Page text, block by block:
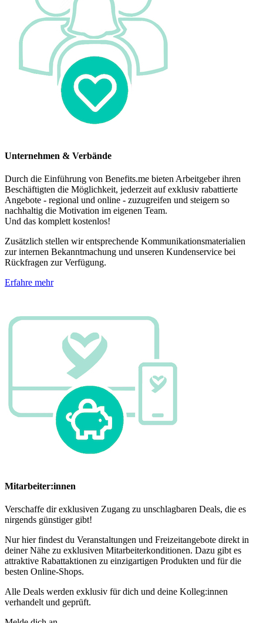
Unternehmen & Verbände
Durch die Einführung von Benefits.me bieten Arbeitgeber ihren
Beschäftigten die Möglichkeit, jederzeit auf exklusiv rabattierte
Angebote - regional und online - zuzugreifen und steigern so
nachhaltig die Motivation im eigenen Team.
Und das komplett kostenlos!
Zusätzlich stellen wir entsprechende Kommunikationsmaterialien
zur internen Bekanntmachung und unseren Kundenservice bei
Rückfragen zur Verfügung.
Erfahre mehr
Mitarbeiter:innen
Verschaffe dir exklusiven Zugang zu unschlagbaren Deals, die es
nirgends günstiger gibt!
Nur hier findest du Veranstaltungen und Freizeitangebote direkt in
deiner Nähe zu exklusiven Mitarbeiterkonditionen. Dazu gibt es
attraktive Rabattaktionen zu einzigartigen Produkten und für die
besten Online-Shops.
Alle Deals werden exklusiv für dich und deine Kolleg:innen
verhandelt und geprüft.